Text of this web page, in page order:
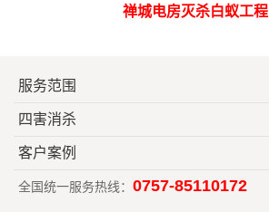
禅城电房灭杀白蚁工程
服务范围
四害消杀
客户案例
全国统一服务热线： 0757-85110172